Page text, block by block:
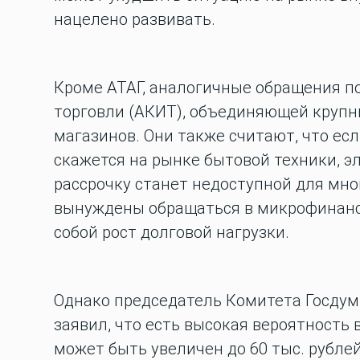
нацелено развивать.
Кроме АТАГ, аналогичные обращения
торговли (АКИТ), объединяющей
магазинов. Они также считают, что
скажется на рынке бытовой техники,
рассрочку станет недоступной для
вынуждены обращаться в
собой рост долговой нагрузки.
Однако председатель Комитета
заявил, что есть высокая
может быть увеличен до 60 тыс.